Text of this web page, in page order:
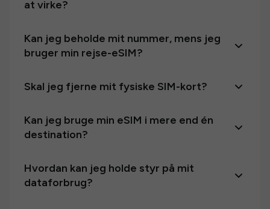
at virke?
Kan jeg beholde mit nummer, mens jeg
bruger min rejse-eSIM?
Skal jeg fjerne mit fysiske SIM-kort?
Kan jeg bruge min eSIM i mere end én
destination?
Hvordan kan jeg holde styr på mit
dataforbrug?